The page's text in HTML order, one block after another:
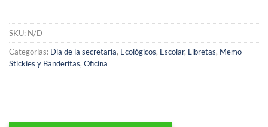
SKU: N/D
Categorías: Día de la secretaria, Ecológicos, Escolar, Libretas, Memo
Stickies y Banderitas, Oficina